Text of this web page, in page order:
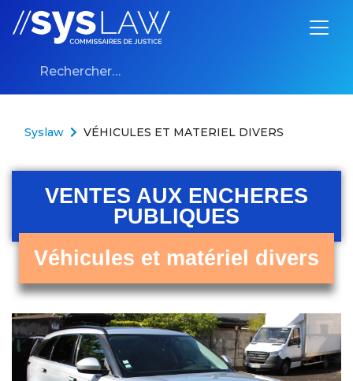
Aller au contenu
Syslaw VÉHICULES ET MATERIEL DIVERS
VENTES AUX ENCHERES
PUBLIQUES
Véhicules et matériel divers